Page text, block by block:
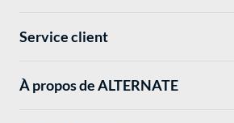
Service client
À propos de ALTERNATE